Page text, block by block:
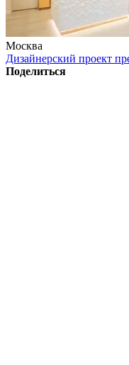
Москва
Дизайнерский проект
Поделиться